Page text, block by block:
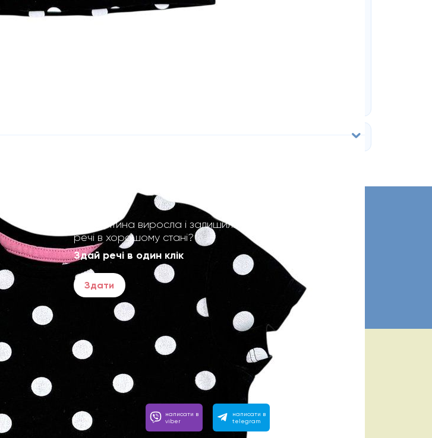
Твоя дитина виросла і залишилися
речі в хорошому стані?
Здай речі в один клік
Здати
ПОТРІБНА ДОПОМОГА? МИ ПОРЯД:
Щодня з 10:00 до 22:00
Відповімо на будь-яке запитання, зателефонуйте або напишіть
написати в
viber
написати в
telegram